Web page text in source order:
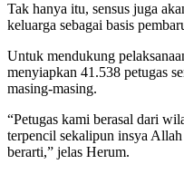
Tak hanya itu, sensus juga
keluarga sebagai basis
Untuk mendukung
menyiapkan 41.538 petugas
masing-masing.
“Petugas kami berasal dari
terpencil sekalipun insya
berarti,” jelas Herum.